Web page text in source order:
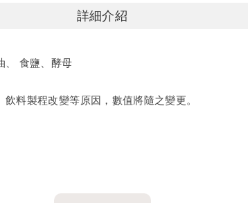
詳細介紹
、 食鹽、酵母
料製程改變等原因，數值將隨之變更。